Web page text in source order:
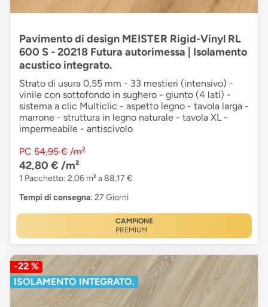
Pavimento di design MEISTER Rigid-Vinyl RL
600 S - 20218 Futura autorimessa | Isolamento
acustico integrato.
Strato di usura 0,55 mm - 33 mestieri (intensivo) -
vinile con sottofondo in sughero - giunto (4 lati) -
sistema a clic Multiclic - aspetto legno - tavola larga -
marrone - struttura in legno naturale - tavola XL -
impermeabile - antiscivolo
PC 54,95 € /m²
42,80 € /m²
1 Pacchetto: 2,06 m² a 88,17 €
Tempi di consegna: 27 Giorni
CAMPIONE
PREMIUM
-22 %
ISOLAMENTO INTEGRATO.